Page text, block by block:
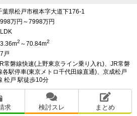
葉県松戸市根本字大道下176-1
万円～7998万円
2 ～70.84m2
戸
常磐線快速(上野東京ライン乗り入れ)、JR常磐
各駅停車(東京メトロ千代田線直通)、京成松戸
松戸 駅徒歩10分
求 検討スレ まとめ